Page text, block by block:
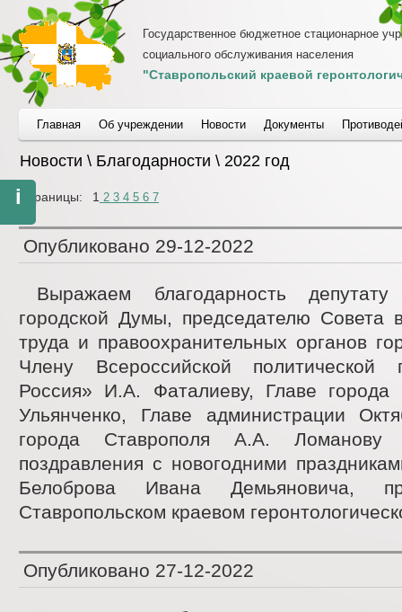
Государственное бюджетное стационарное
социального обслуживания населения
"Ставропольский краевой
i
Главная Об учреждении Новости Документы
Новости \ Благодарности \ 2022 год
Страницы: 1 2 3 4 5 6 7
Опубликовано 29-12-2022
Выражаем благодарность депутату
городской Думы, председателю Совета
труда и правоохранительных органов
Члену Всероссийской политической
Россия» И.А. Фаталиеву, Главе
Ульянченко, Главе администрации
города Ставрополя А.А.
поздравления с новогодними
Белоброва Ивана Демьяновича,
Ставропольском краевом
Опубликовано 27-12-2022